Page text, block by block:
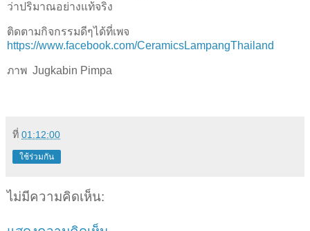
ว่าปริมาณอย่างแท้จริง
ติดตามกิจกรรมดีๆได้ที่เพจ
https://www.facebook.com/CeramicsLampangThailand
ภาพ Jugkabin Pimpa
ที่ 01:12:00
ใช้ร่วมกัน
ไม่มีความคิดเห็น: